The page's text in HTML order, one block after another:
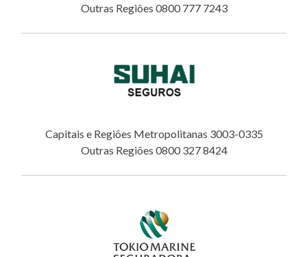
Outras Regiões 0800 777 7243
Capitais e Regiões Metropolitanas 3003-0335
Outras Regiões 0800 327 8424